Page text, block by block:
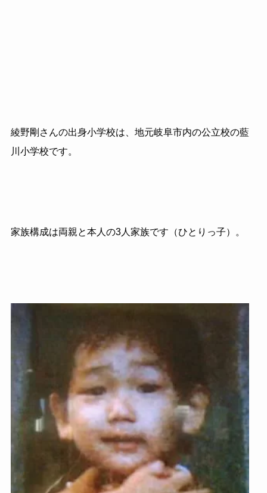
綾野剛さんの出身小学校は、地元岐阜市内の公立校の藍
川小学校です。
家族構成は両親と本人の3人家族です（ひとりっ子）。